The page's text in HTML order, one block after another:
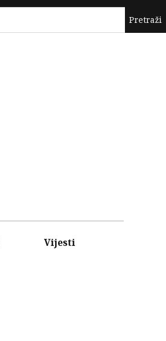
Vijesti